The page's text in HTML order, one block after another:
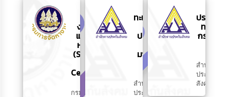
ค้นหา
งานทำ
และคน
หางาน
(Smart
Center)
กรม
ทะเบียน
ประกัน
มาตรา
สำนักงาน
ประกัน
ประโยชน์
ทดแทน
กรณีว่าง
สำนักงาน
ประกัน
สังคม